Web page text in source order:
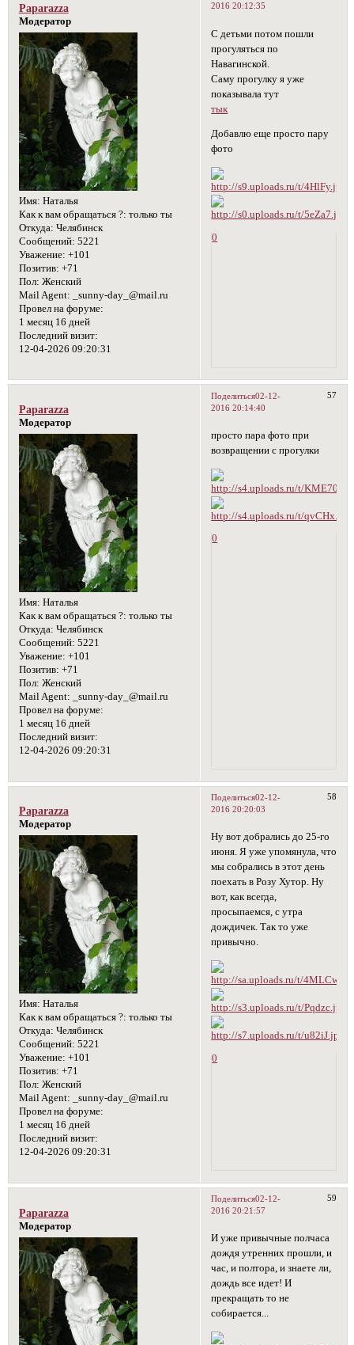
2016 20:12:35
Paparazza
Модератор
Имя: Наталья
Как к вам обращаться ?: только ты
Откуда: Челябинск
Сообщений: 5221
Уважение: +101
Позитив: +71
Пол: Женский
Mail Agent: _sunny-day_@mail.ru
Провел на форуме:
1 месяц 16 дней
Последний визит:
12-04-2026 09:20:31
С детьми потом пошли
прогуляться по
Навагинской.
Саму прогулку я уже
показывала тут
тык
Добавлю еще просто пару
фото
0
Поделиться 57
02-12-
2016 20:14:40
Paparazza
Модератор
Имя: Наталья
Как к вам обращаться ?: только ты
Откуда: Челябинск
Сообщений: 5221
Уважение: +101
Позитив: +71
Пол: Женский
Mail Agent: _sunny-day_@mail.ru
Провел на форуме:
1 месяц 16 дней
Последний визит:
12-04-2026 09:20:31
просто пара фото при
возвращении с прогулки
0
Поделиться 58
02-12-
2016 20:20:03
Paparazza
Модератор
Имя: Наталья
Как к вам обращаться ?: только ты
Откуда: Челябинск
Сообщений: 5221
Уважение: +101
Позитив: +71
Пол: Женский
Mail Agent: _sunny-day_@mail.ru
Провел на форуме:
1 месяц 16 дней
Последний визит:
12-04-2026 09:20:31
Ну вот добрались до 25-го
июня. Я уже упомянула, что
мы собрались в этот день
поехать в Розу Хутор. Ну
вот, как всегда,
просыпаемся, с утра
дождичек. Так то уже
привычно.
0
Поделиться 59
02-12-
2016 20:21:57
Paparazza
Модератор
И уже привычные полчаса
дождя утренних прошли, и
час, и полтора, и знаете ли,
дождь все идет! И
прекращать то не
собирается...